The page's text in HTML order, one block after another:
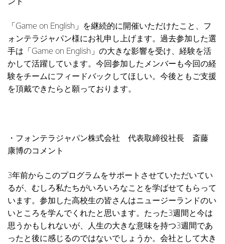
ント
「Game on English」を継続的に開催いただけたこと、フ
ォンテラジャパン様にお礼申し上げます。過去参加した選
手は「Game on English」の大きな影響を受け、経験を活
かして活躍しています。今回参加したメンバーも今回の経
験をチームにフィードバックしてほしい。今後ともご支援
を頂戴できたらと願っております。
・フォンテラジャパン株式会社 代表取締役社長 斎藤
康博のコメント
3年前からこのプログラムをサポートさせていただいてい
るが、むしろ私たちがいろいろなことを学ばせてもらって
います。参加した高校生の皆さんはニュージーランドのい
いところを学んでくれたと思います。たった3週間と今は
思うかもしれないが、人生の大きな意味を持つ3週間であ
ったと後に感じるのではないでしょうか。会社として大き